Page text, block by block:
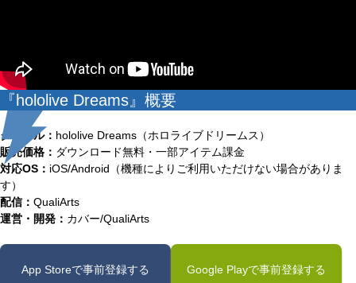
『hololive Dreams』概要
タイトル： hololive Dreams（ホロライブドリームス）
販売価格： ダウンロード無料・一部アイテム課金
対応OS： iOS/Android（機種によりご利用いただけない場合がありま
す）
配信： QualiArts
運営・開発： カバー/QualiArts
App Storeで事前登録する Google Playで事前登録する